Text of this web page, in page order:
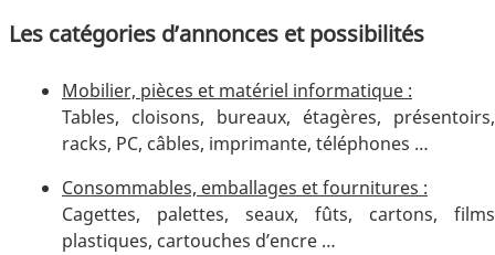
Les catégories d’annonces et possibilités
Mobilier, pièces et matériel informatique :
Tables, cloisons, bureaux, étagères, présentoirs,
racks, PC, câbles, imprimante, téléphones …
Consommables, emballages et fournitures :
Cagettes, palettes, seaux, fûts, cartons, films
plastiques, cartouches d’encre …